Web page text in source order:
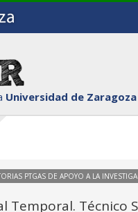
Universidad de Zaragoza
PTGAS DE APOYO A LA
Temporal.